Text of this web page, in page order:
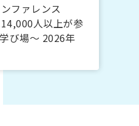
ファレンス
人以上が参
び場～ 2026年
ンライン｜コド